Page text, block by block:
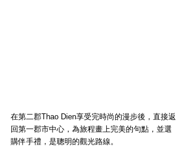
在第二郡Thao Dien享受完時尚的漫步後，直接返
回第一郡市中心，為旅程畫上完美的句點，並選
購伴手禮，是聰明的觀光路線。